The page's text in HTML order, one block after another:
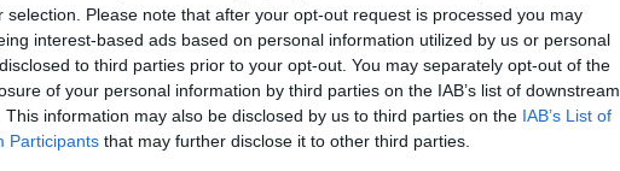
selection. Please note that after your opt-out request is processed you may
interest-based ads based on personal information utilized by us or personal
to third parties prior to your opt-out. You may separately opt-out of the
of your personal information by third parties on the IAB’s list of downstream
This information may also be disclosed by us to third parties on the IAB’s List of
Participants that may further disclose it to other third parties.